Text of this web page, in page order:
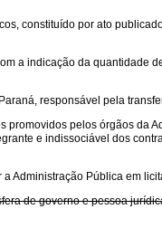
constituído por ato
a indicação da
responsável pela
pelos órgãos
e indissociável dos
Pública em
de governo e pessoa